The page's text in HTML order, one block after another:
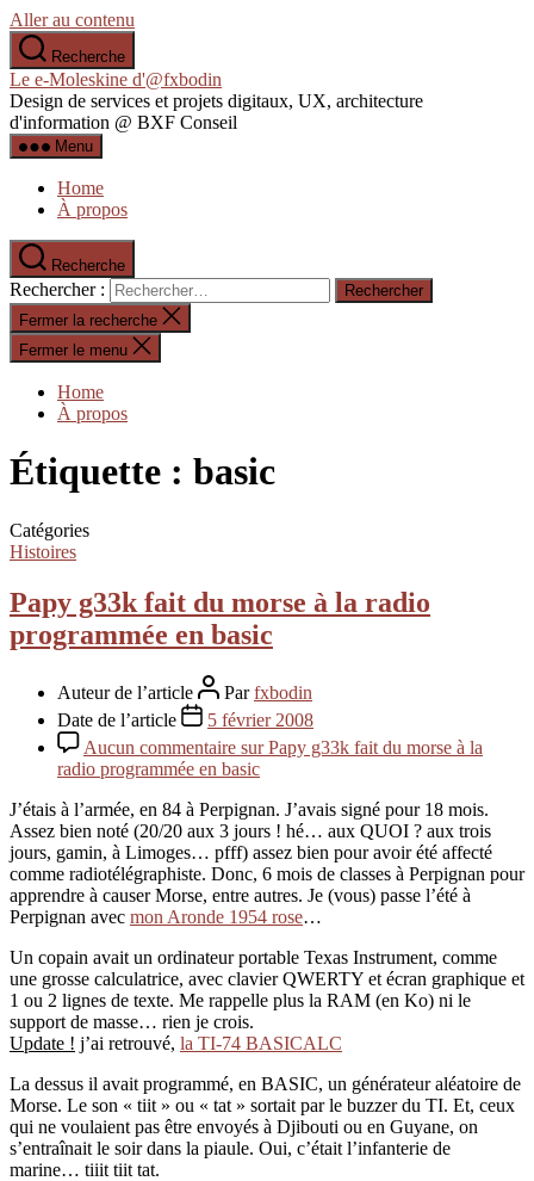
Aller au contenu
Recherche
Le e-Moleskine d'@fxbodin
Design de services et projets digitaux, UX, architecture
d'information @ BXF Conseil
Menu
Home
À propos
Recherche
Rechercher :
Fermer la recherche
Fermer le menu
Home
À propos
Étiquette : basic
Catégories
Histoires
Papy g33k fait du morse à la radio
programmée en basic
Auteur de l’article Parfxbodin
Date de l’article
5 février 2008
Aucun commentaire sur Papy g33k fait du morse à la
radio programmée en basic
J’étais à l’armée, en 84 à Perpignan. J’avais signé pour 18 mois.
Assez bien noté (20/20 aux 3 jours ! hé… aux QUOI ? aux trois
jours, gamin, à Limoges… pfff) assez bien pour avoir été affecté
comme radiotélégraphiste. Donc, 6 mois de classes à Perpignan pour
apprendre à causer Morse, entre autres. Je (vous) passe l’été à
Perpignan avec mon Aronde 1954 rose…
Un copain avait un ordinateur portable Texas Instrument, comme
une grosse calculatrice, avec clavier QWERTY et écran graphique et
1 ou 2 lignes de texte. Me rappelle plus la RAM (en Ko) ni le
support de masse… rien je crois.
Update ! j’ai retrouvé, la TI-74 BASICALC
La dessus il avait programmé, en BASIC, un générateur aléatoire de
Morse. Le son « tiit » ou « tat » sortait par le buzzer du TI. Et, ceux
qui ne voulaient pas être envoyés à Djibouti ou en Guyane, on
s’entraînait le soir dans la piaule. Oui, c’était l’infanterie de
marine… tiiit tiit tat.